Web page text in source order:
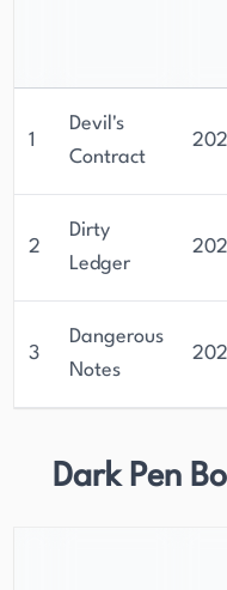
1
Devil's
Contract
2
Dirty
Ledger
3
Dangerous
Notes
Dark Pen